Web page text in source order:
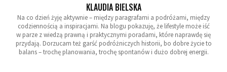
KLAUDIA BIELSKA
Na co dzień żyję aktywnie – między paragrafami a podróżami, między
codziennością a inspiracjami. Na blogu pokazuję, że lifestyle może iść
w parze z wiedzą prawną i praktycznymi poradami, które naprawdę się
przydają. Dorzucam też garść podróżniczych historii, bo dobre życie to
balans – trochę planowania, trochę spontanów i dużo dobrej energii.